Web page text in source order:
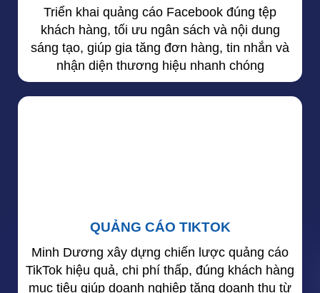
Triển khai quảng cáo Facebook đúng tệp
khách hàng, tối ưu ngân sách và nội dung
sáng tạo, giúp gia tăng đơn hàng, tin nhắn và
nhận diện thương hiệu nhanh chóng
QUẢNG CÁO TIKTOK
Minh Dương xây dựng chiến lược quảng cáo
TikTok hiệu quả, chi phí thấp, đúng khách hàng
mục tiêu giúp doanh nghiệp tăng doanh thu từ